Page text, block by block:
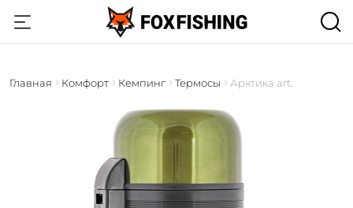
Главная Комфорт Кемпинг Термосы Арктика art.